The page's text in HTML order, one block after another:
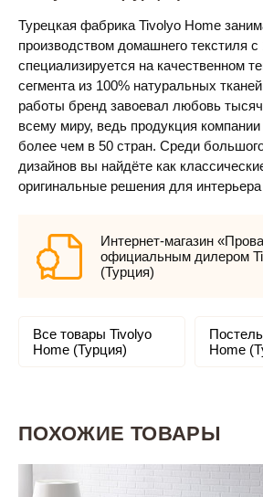
Турецкая фабрика Tivolyo Home
производством домашнего текстиля с
специализируется на качественном
сегмента из 100% натуральных
работы бренд завоевал любовь
всему миру, ведь продукция компании
более чем в 50 стран. Среди
дизайнов вы найдёте как
оригинальные решения для
Интернет-магазин
официальным дилером
(Турция)
Все товары Tivolyo
Home (Турция)
Home
ПОХОЖИЕ ТОВАРЫ